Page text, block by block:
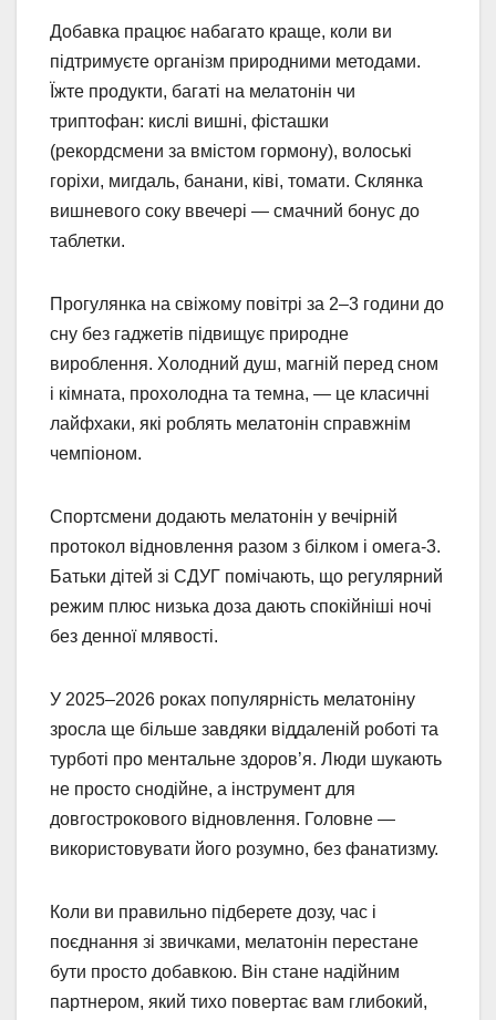
Добавка працює набагато краще, коли ви
підтримуєте організм природними методами.
Їжте продукти, багаті на мелатонін чи
триптофан: кислі вишні, фісташки
(рекордсмени за вмістом гормону), волоські
горіхи, мигдаль, банани, ківі, томати. Склянка
вишневого соку ввечері — смачний бонус до
таблетки.
Прогулянка на свіжому повітрі за 2–3 години до
сну без гаджетів підвищує природне
вироблення. Холодний душ, магній перед сном
і кімната, прохолодна та темна, — це класичні
лайфхаки, які роблять мелатонін справжнім
чемпіоном.
Спортсмени додають мелатонін у вечірній
протокол відновлення разом з білком і омега-3.
Батьки дітей зі СДУГ помічають, що регулярний
режим плюс низька доза дають спокійніші ночі
без денної млявості.
У 2025–2026 роках популярність мелатоніну
зросла ще більше завдяки віддаленій роботі та
турботі про ментальне здоров’я. Люди шукають
не просто снодійне, а інструмент для
довгострокового відновлення. Головне —
використовувати його розумно, без фанатизму.
Коли ви правильно підберете дозу, час і
поєднання зі звичками, мелатонін перестане
бути просто добавкою. Він стане надійним
партнером, який тихо повертає вам глибокий,